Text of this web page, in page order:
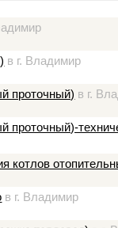
в г. Владимир
проточный) в г.
проточный)-
котлов
в г. Владимир